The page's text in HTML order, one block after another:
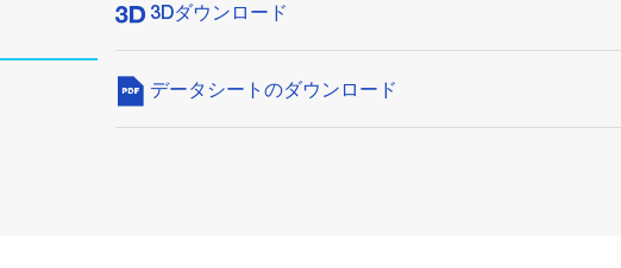
3Dダウンロード
データシートのダウンロード